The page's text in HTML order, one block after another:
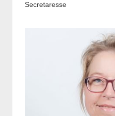
Secretaresse